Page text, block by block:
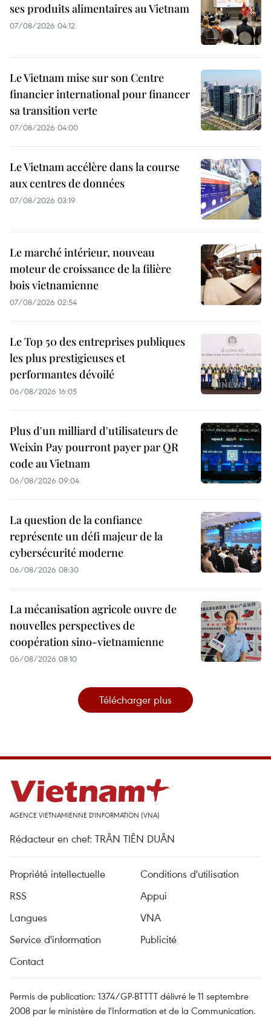
ses produits alimentaires au Vietnam
07/08/2026 04:12
Le Vietnam mise sur son Centre
financier international pour financer
sa transition verte
07/08/2026 04:00
Le Vietnam accélère dans la course
aux centres de données
07/08/2026 03:19
Le marché intérieur, nouveau
moteur de croissance de la filière
bois vietnamienne
07/08/2026 02:54
Le Top 50 des entreprises publiques
les plus prestigieuses et
performantes dévoilé
06/08/2026 16:05
Plus d'un milliard d'utilisateurs de
Weixin Pay pourront payer par QR
code au Vietnam
06/08/2026 09:04
La question de la confiance
représente un défi majeur de la
cybersécurité moderne
06/08/2026 08:30
La mécanisation agricole ouvre de
nouvelles perspectives de
coopération sino-vietnamienne
06/08/2026 08:10
Télécharger plus
AGENCE VIETNAMIENNE D'INFORMATION (VNA)
Rédacteur en chef: TRÂN TIÊN DUÂN
Propriété intellectuelle
Conditions d'utilisation
RSS
Appui
Langues
VNA
Service d'information
Publicité
Contact
Permis de publication: 1374/GP-BTTTT délivré le 11 septembre
2008 par le ministère de l'Information et de la Communication.